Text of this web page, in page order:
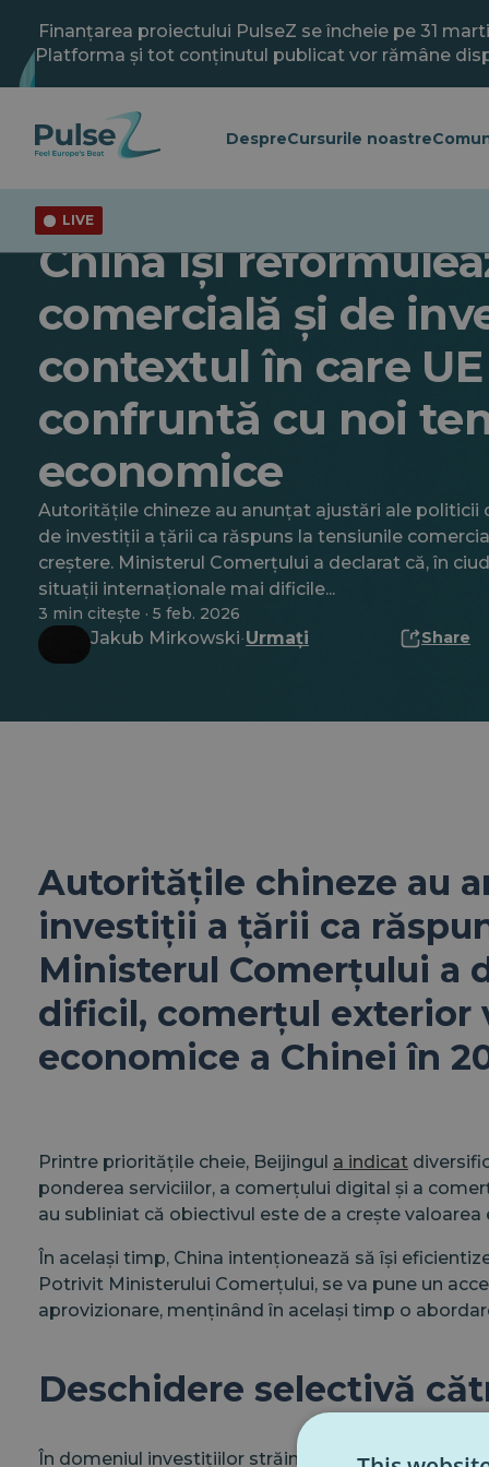
conținutul
principal
Finanțarea proiectului PulseZ se încheie pe 31
Platforma și tot conținutul publicat vor rămâne
DespreCursurile noastre
LIVE
Actualitate
China își
comercială și de
contextul în care UE
confruntă cu noi
economice
Autoritățile chineze au anunțat ajustări ale politicii
de investiții a țării ca răspuns la tensiunile
creștere. Ministerul Comerțului a declarat că, în
situații internaționale mai dificile...
3 min citește · 5 feb. 2026
Jakub Mirkowski· Urmați Share
Autoritățile chineze au
investiții a țării ca
Ministerul Comerțului a
dificil, comerțul exterior
economice a Chinei în
Printre prioritățile cheie, Beijingul a indicat
ponderea serviciilor, a comerțului digital și a
au subliniat că obiectivul este de a crește
În același timp, China intenționează să își
Potrivit Ministerului Comerțului, se va pune un
aprovizionare, menținând în același timp o
Deschidere selectivă
În domeniul investițiilor străine, China a semnalat